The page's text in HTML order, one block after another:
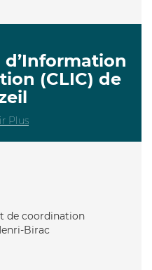
d’Information
(CLIC) de
Plus
de coordination
Birac